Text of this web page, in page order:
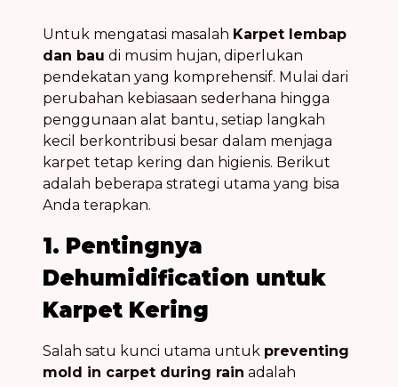
Untuk mengatasi masalah Karpet lembap
dan bau di musim hujan, diperlukan
pendekatan yang komprehensif. Mulai dari
perubahan kebiasaan sederhana hingga
penggunaan alat bantu, setiap langkah
kecil berkontribusi besar dalam menjaga
karpet tetap kering dan higienis. Berikut
adalah beberapa strategi utama yang bisa
Anda terapkan.
1. Pentingnya
Dehumidification untuk
Karpet Kering
Salah satu kunci utama untuk preventing
mold in carpet during rain adalah